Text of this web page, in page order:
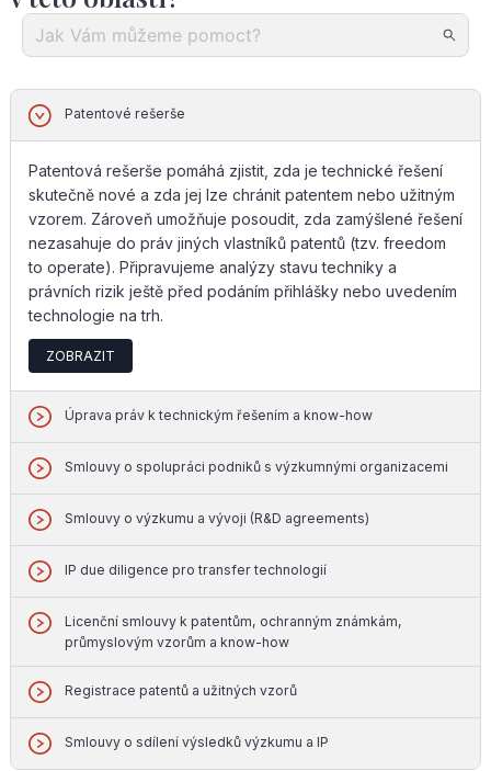
Patentové rešerše
Patentová rešerše pomáhá zjistit, zda je technické řešení
skutečně nové a zda jej lze chránit patentem nebo užitným
vzorem. Zároveň umožňuje posoudit, zda zamýšlené řešení
nezasahuje do práv jiných vlastníků patentů (tzv. freedom
to operate). Připravujeme analýzy stavu techniky a
právních rizik ještě před podáním přihlášky nebo uvedením
technologie na trh.
ZOBRAZIT
Úprava práv k technickým řešením a know-how
Smlouvy o spolupráci podniků s výzkumnými organizacemi
Smlouvy o výzkumu a vývoji (R&D agreements)
IP due diligence pro transfer technologií
Licenční smlouvy k patentům, ochranným známkám,
průmyslovým vzorům a know-how
Registrace patentů a užitných vzorů
Smlouvy o sdílení výsledků výzkumu a IP